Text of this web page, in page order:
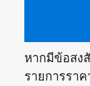
หากมีข้อสง
รายการรา